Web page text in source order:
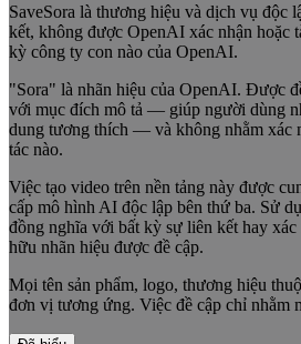
SaveSora là thương hiệu và dịch vụ độc
kết, không được OpenAI xác nhận hoặc
kỳ công ty con nào của OpenAI.
"Sora" là nhãn hiệu của OpenAI. Được
với mục đích mô tả — giúp người dùng
dung tương thích — và không nhằm xác
tác nào.
Việc tạo video trên nền tảng này được
cấp mô hình AI độc lập bên thứ ba. Sử
đồng nghĩa với bất kỳ sự liên kết hay xác
hữu nhãn hiệu được đề cập.
Mọi tên sản phẩm, logo, thương hiệu
đơn vị tương ứng. Việc đề cập chỉ nhằm